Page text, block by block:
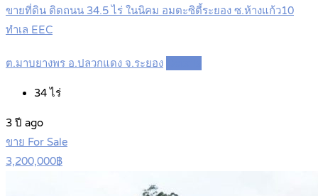
ขายที่ดิน ติดถนน 34.5 ไร่ ในนิคม อมตะซิตี้ระยอง ซ.ห้างแก้ว10
ทำเล EEC
ต.มาบยางพร อ.ปลวกแดง จ.ระยอง
34ไร่
3 ปี ago
ขาย For Sale
3,200,000฿